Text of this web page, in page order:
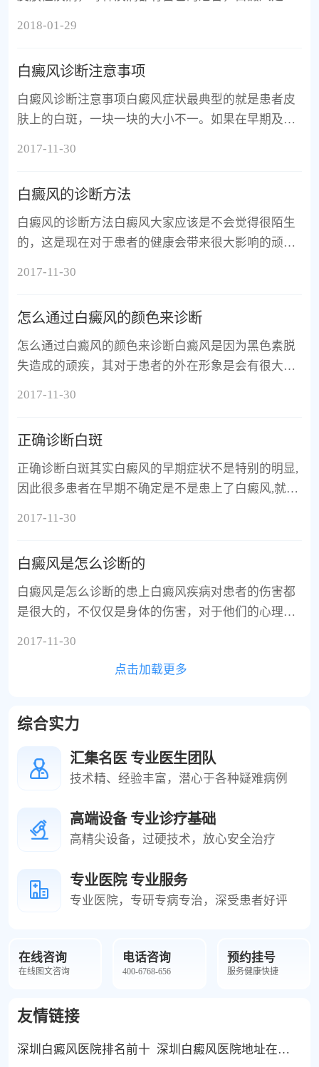
2018-01-29
白癜风诊断注意事项
白癜风诊断注意事项白癜风症状最典型的就是患者皮
肤上的白斑，一块一块的大小不一。如果在早期及时
2017-11-30
白癜风的诊断方法
白癜风的诊断方法白癜风大家应该是不会觉得很陌生
的，这是现在对于患者的健康会带来很大影响的顽
2017-11-30
怎么通过白癜风的颜色来诊断
怎么通过白癜风的颜色来诊断白癜风是因为黑色素脱
失造成的顽疾，其对于患者的外在形象是会有很大的
2017-11-30
正确诊断白斑
正确诊断白斑其实白癜风的早期症状不是特别的明显,
因此很多患者在早期不确定是不是患上了白癜风,就忽
2017-11-30
白癜风是怎么诊断的
白癜风是怎么诊断的患上白癜风疾病对患者的伤害都
是很大的，不仅仅是身体的伤害，对于他们的心理也
2017-11-30
点击加载更多
综合实力
汇集名医 专业医生团队
技术精、经验丰富，潜心于各种疑难病例
高端设备 专业诊疗基础
高精尖设备，过硬技术，放心安全治疗
专业医院 专业服务
专业医院，专研专病专治，深受患者好评
在线咨询
在线图文咨询
电话咨询
400-6768-656
预约挂号
服务健康快捷
友情链接
深圳白癜风医院排名前十 深圳白癜风医院地址在哪里